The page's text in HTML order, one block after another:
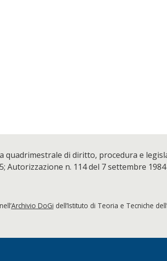
quadrimestrale di diritto, procedura e
Autorizzazione n. 114 del 7 settembre
Archivio DoGi dell’Istituto di Teoria e Tecniche